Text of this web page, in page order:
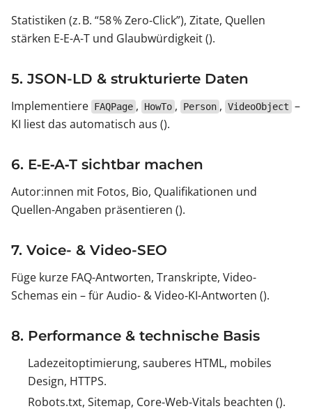
Statistiken (z. B. “58 % Zero‑Click”), Zitate, Quellen
stärken E-E-A-T und Glaubwürdigkeit ().
5. JSON-LD & strukturierte Daten
Implementiere FAQPage , HowTo , Person , VideoObject –
KI liest das automatisch aus ().
6. E‑E‑A‑T sichtbar machen
Autor:innen mit Fotos, Bio, Qualifikationen und
Quellen-Angaben präsentieren ().
7. Voice- & Video-SEO
Füge kurze FAQ-Antworten, Transkripte, Video-
Schemas ein – für Audio- & Video‑KI-Antworten ().
8. Performance & technische Basis
Ladezeitoptimierung, sauberes HTML, mobiles
Design, HTTPS.
Robots.txt, Sitemap, Core‑Web‑Vitals beachten ().